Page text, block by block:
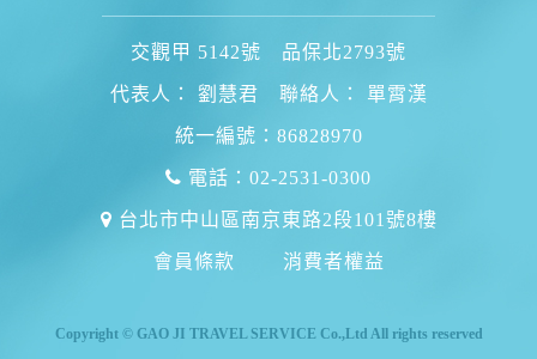
交觀甲 5142號 品保北2793號
代表人： 劉慧君 聯絡人： 單霄漢
統一編號：86828970
電話：02-2531-0300
台北市中山區南京東路2段101號8樓
會員條款 消費者權益
Copyright © GAO JI TRAVEL SERVICE Co.,Ltd All rights reserved